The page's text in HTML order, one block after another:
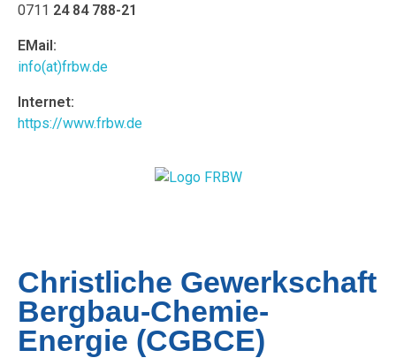
0711 24 84 788-21
EMail:
info(at)frbw.de
Internet:
https://www.frbw.de
Christliche Gewerkschaft
Bergbau-Chemie-
Energie (CGBCE)